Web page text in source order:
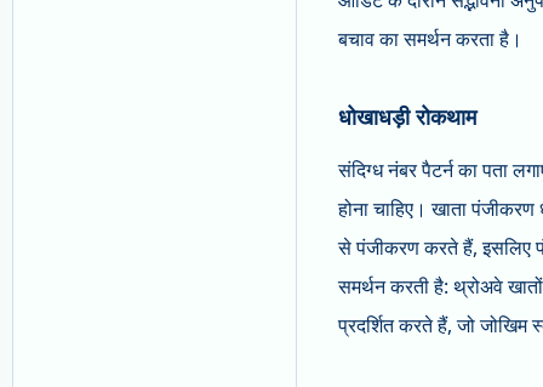
बचाव का समर्थन करता है।
धोखाधड़ी रोकथाम
संदिग्ध नंबर पैटर्न का पता
होना चाहिए। खाता पंजीकरण
से पंजीकरण करते हैं, इसलिए
समर्थन करती है: थ्रोअवे
प्रदर्शित करते हैं, जो जोखिम